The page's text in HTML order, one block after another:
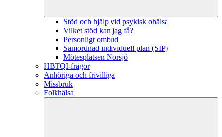
Stöd och hjälp vid psykisk ohälsa
Vilket stöd kan jag få?
Personligt ombud
Samordnad individuell plan (SIP)
Mötesplatsen Norsjö
HBTQI-frågor
Anhöriga och frivilliga
Missbruk
Folkhälsa